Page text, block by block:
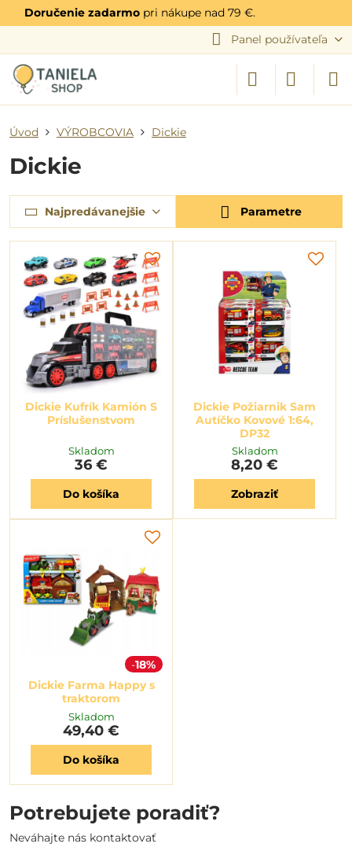
Doručenie zadarmo pri nákupe nad 79 €.
Panel používateľa
Úvod VÝROBCOVIA Dickie
Dickie
Najpredávanejšie Parametre
Dickie Kufrík Kamión S
Príslušenstvom
Skladom
36 €
Do košíka
Dickie Požiarnik Sam
Autíčko Kovové 1:64,
DP32
Skladom
8,20 €
Zobraziť
18%
Dickie Farma Happy s
traktorom
Skladom
49,40 €
Do košíka
Potrebujete poradiť?
Neváhajte nás kontaktovať